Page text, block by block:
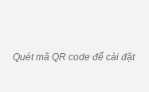
Quét mã QR code để cài đặt